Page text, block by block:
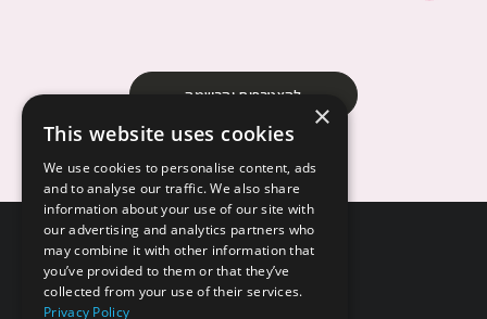
להצטרפות והרשמה
×
This website uses cookies
We use cookies to personalise content, ads
and to analyse our traffic. We also share
information about your use of our site with
our advertising and analytics partners who
may combine it with other information that
you’ve provided to them or that they’ve
collected from your use of their services.
Privacy Policy